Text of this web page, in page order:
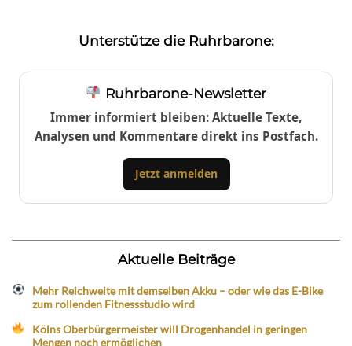
Unterstütze die Ruhrbarone:
Ruhrbarone-Newsletter
Immer informiert bleiben: Aktuelle Texte,
Analysen und Kommentare direkt ins Postfach.
Jetzt anmelden
Aktuelle Beiträge
Mehr Reichweite mit demselben Akku – oder wie das E-Bike
zum rollenden Fitnessstudio wird
Kölns Oberbürgermeister will Drogenhandel in geringen
Mengen noch ermöglichen